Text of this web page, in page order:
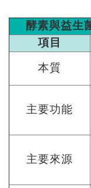
酵素與益生
項目
本質
主要功能
主要來源